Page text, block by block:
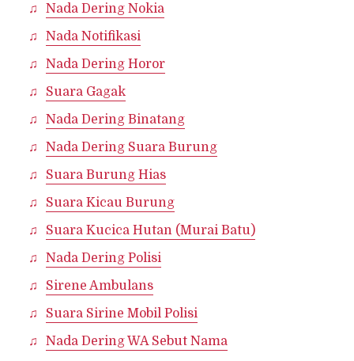
Nada Dering Nokia
Nada Notifikasi
Nada Dering Horor
Suara Gagak
Nada Dering Binatang
Nada Dering Suara Burung
Suara Burung Hias
Suara Kicau Burung
Suara Kucica Hutan (Murai Batu)
Nada Dering Polisi
Sirene Ambulans
Suara Sirine Mobil Polisi
Nada Dering WA Sebut Nama